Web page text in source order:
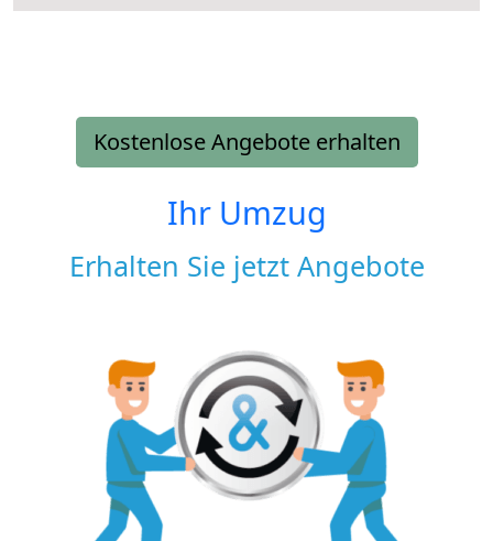
Kostenlose Angebote erhalten
Ihr Umzug
Erhalten Sie jetzt Angebote